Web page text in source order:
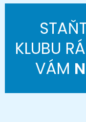
KLUBU
VÁM